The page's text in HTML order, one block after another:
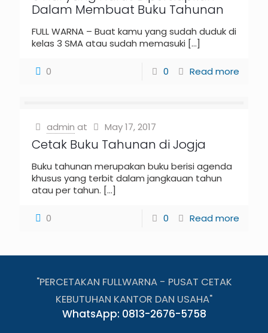
Dalam Membuat Buku Tahunan
FULL WARNA – Buat kamu yang sudah duduk di
kelas 3 SMA atau sudah memasuki […]
0 0 Read more
admin at May 17, 2017
Cetak Buku Tahunan di Jogja
Buku tahunan merupakan buku berisi agenda
khusus yang terbit dalam jangkauan tahun
atau per tahun. […]
0 0 Read more
"PERCETAKAN FULLWARNA - PUSAT CETAK
KEBUTUHAN KANTOR DAN USAHA"
WhatsApp: 0813-2676-5758